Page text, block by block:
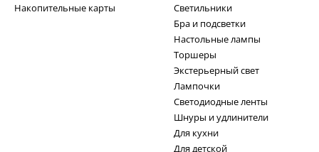
Накопительные карты
Светильники
Бра и подсветки
Настольные лампы
Торшеры
Экстерьерный свет
Лампочки
Светодиодные ленты
Шнуры и удлинители
Для кухни
Для детской